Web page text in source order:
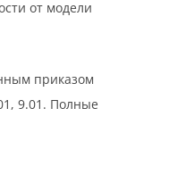
от модели
приказом
9.01. Полные